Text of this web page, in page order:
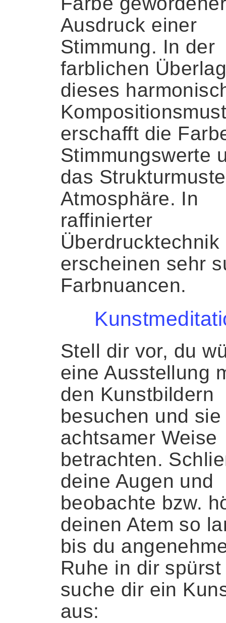
Ausdruck einer
Stimmung. In der
farblichen
dieses
erschafft die
Stimmungswerte
das
Atmosphäre. In
raffinierter
Überdrucktechnik
erscheinen sehr
Farbnuancen.
Stell dir vor, du
eine Ausstellung
den Kunstbildern
besuchen und sie
achtsamer Weise
betrachten.
deine Augen und
beobachte bzw.
deinen Atem so
bis du
Ruhe in dir
suche dir ein
aus: